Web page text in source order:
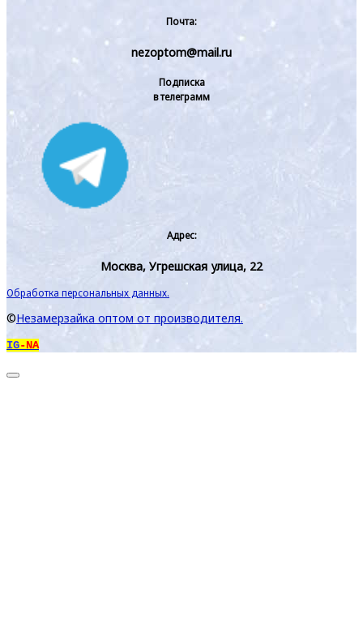
Почта:
nezoptom@mail.ru
Подписка
в телеграмм
Адрес:
Москва, Угрешская улица, 22
Обработка персональных данных.
©Незамерзайка оптом от производителя.
IG-NA